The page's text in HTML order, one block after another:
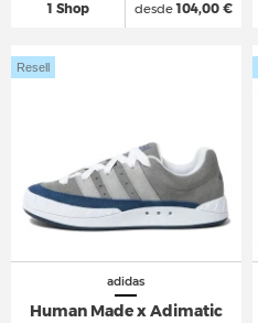
1 Shop desde104,00 €
adidas
Human Made x Adimatic
Resell